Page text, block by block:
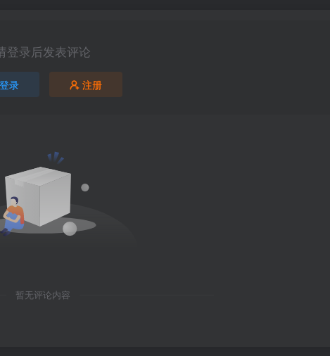
登录后发表评论
登录 注册
暂无评论内容